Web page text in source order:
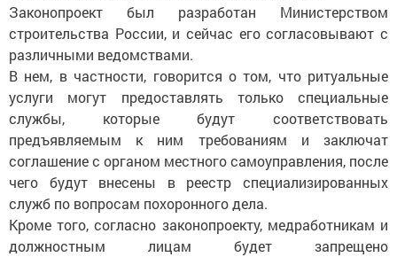
Законопроект был разработан Министерством
строительства России, и сейчас его согласовывают с
различными ведомствами.
В нем, в частности, говорится о том, что ритуальные
услуги могут предоставлять только специальные
службы, которые будут соответствовать
предъявляемым к ним требованиям и заключат
соглашение с органом местного самоуправления, после
чего будут внесены в реестр специализированных
служб по вопросам похоронного дела.
Кроме того, согласно законопроекту, медработникам и
должностным лицам будет запрещено